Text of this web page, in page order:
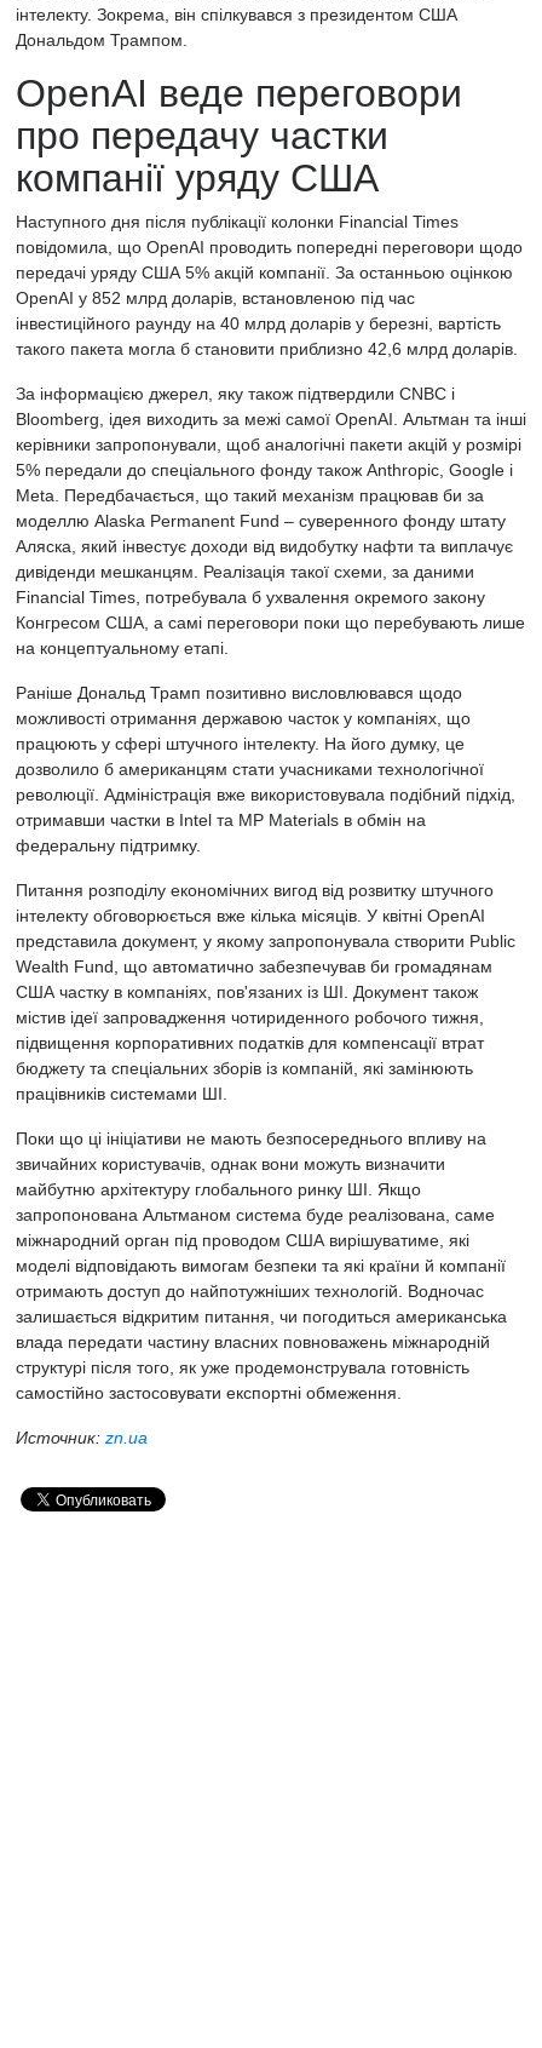
інтелекту. Зокрема, він спілкувався з президентом США
Дональдом Трампом.
OpenAI веде переговори
про передачу частки
компанії уряду США
Наступного дня після публікації колонки Financial Times
повідомила, що OpenAI проводить попередні переговори щодо
передачі уряду США 5% акцій компанії. За останньою оцінкою
OpenAI у 852 млрд доларів, встановленою під час
інвестиційного раунду на 40 млрд доларів у березні, вартість
такого пакета могла б становити приблизно 42,6 млрд доларів.
За інформацією джерел, яку також підтвердили CNBC і
Bloomberg, ідея виходить за межі самої OpenAI. Альтман та інші
керівники запропонували, щоб аналогічні пакети акцій у розмірі
5% передали до спеціального фонду також Anthropic, Google і
Meta. Передбачається, що такий механізм працював би за
моделлю Alaska Permanent Fund – суверенного фонду штату
Аляска, який інвестує доходи від видобутку нафти та виплачує
дивіденди мешканцям. Реалізація такої схеми, за даними
Financial Times, потребувала б ухвалення окремого закону
Конгресом США, а самі переговори поки що перебувають лише
на концептуальному етапі.
Раніше Дональд Трамп позитивно висловлювався щодо
можливості отримання державою часток у компаніях, що
працюють у сфері штучного інтелекту. На його думку, це
дозволило б американцям стати учасниками технологічної
революції. Адміністрація вже використовувала подібний підхід,
отримавши частки в Intel та MP Materials в обмін на
федеральну підтримку.
Питання розподілу економічних вигод від розвитку штучного
інтелекту обговорюється вже кілька місяців. У квітні OpenAI
представила документ, у якому запропонувала створити Public
Wealth Fund, що автоматично забезпечував би громадянам
США частку в компаніях, пов'язаних із ШІ. Документ також
містив ідеї запровадження чотириденного робочого тижня,
підвищення корпоративних податків для компенсації втрат
бюджету та спеціальних зборів із компаній, які замінюють
працівників системами ШІ.
Поки що ці ініціативи не мають безпосереднього впливу на
звичайних користувачів, однак вони можуть визначити
майбутню архітектуру глобального ринку ШІ. Якщо
запропонована Альтманом система буде реалізована, саме
міжнародний орган під проводом США вирішуватиме, які
моделі відповідають вимогам безпеки та які країни й компанії
отримають доступ до найпотужніших технологій. Водночас
залишається відкритим питання, чи погодиться американська
влада передати частину власних повноважень міжнародній
структурі після того, як уже продемонструвала готовність
самостійно застосовувати експортні обмеження.
Источник: zn.ua